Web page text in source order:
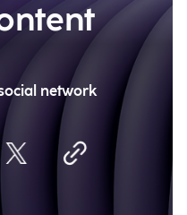
network